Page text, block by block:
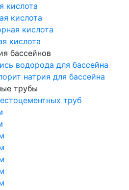
кислота
кислота
кислота
кислота
бассейнов
водорода для бассейна
натрия для бассейна
трубы
труб